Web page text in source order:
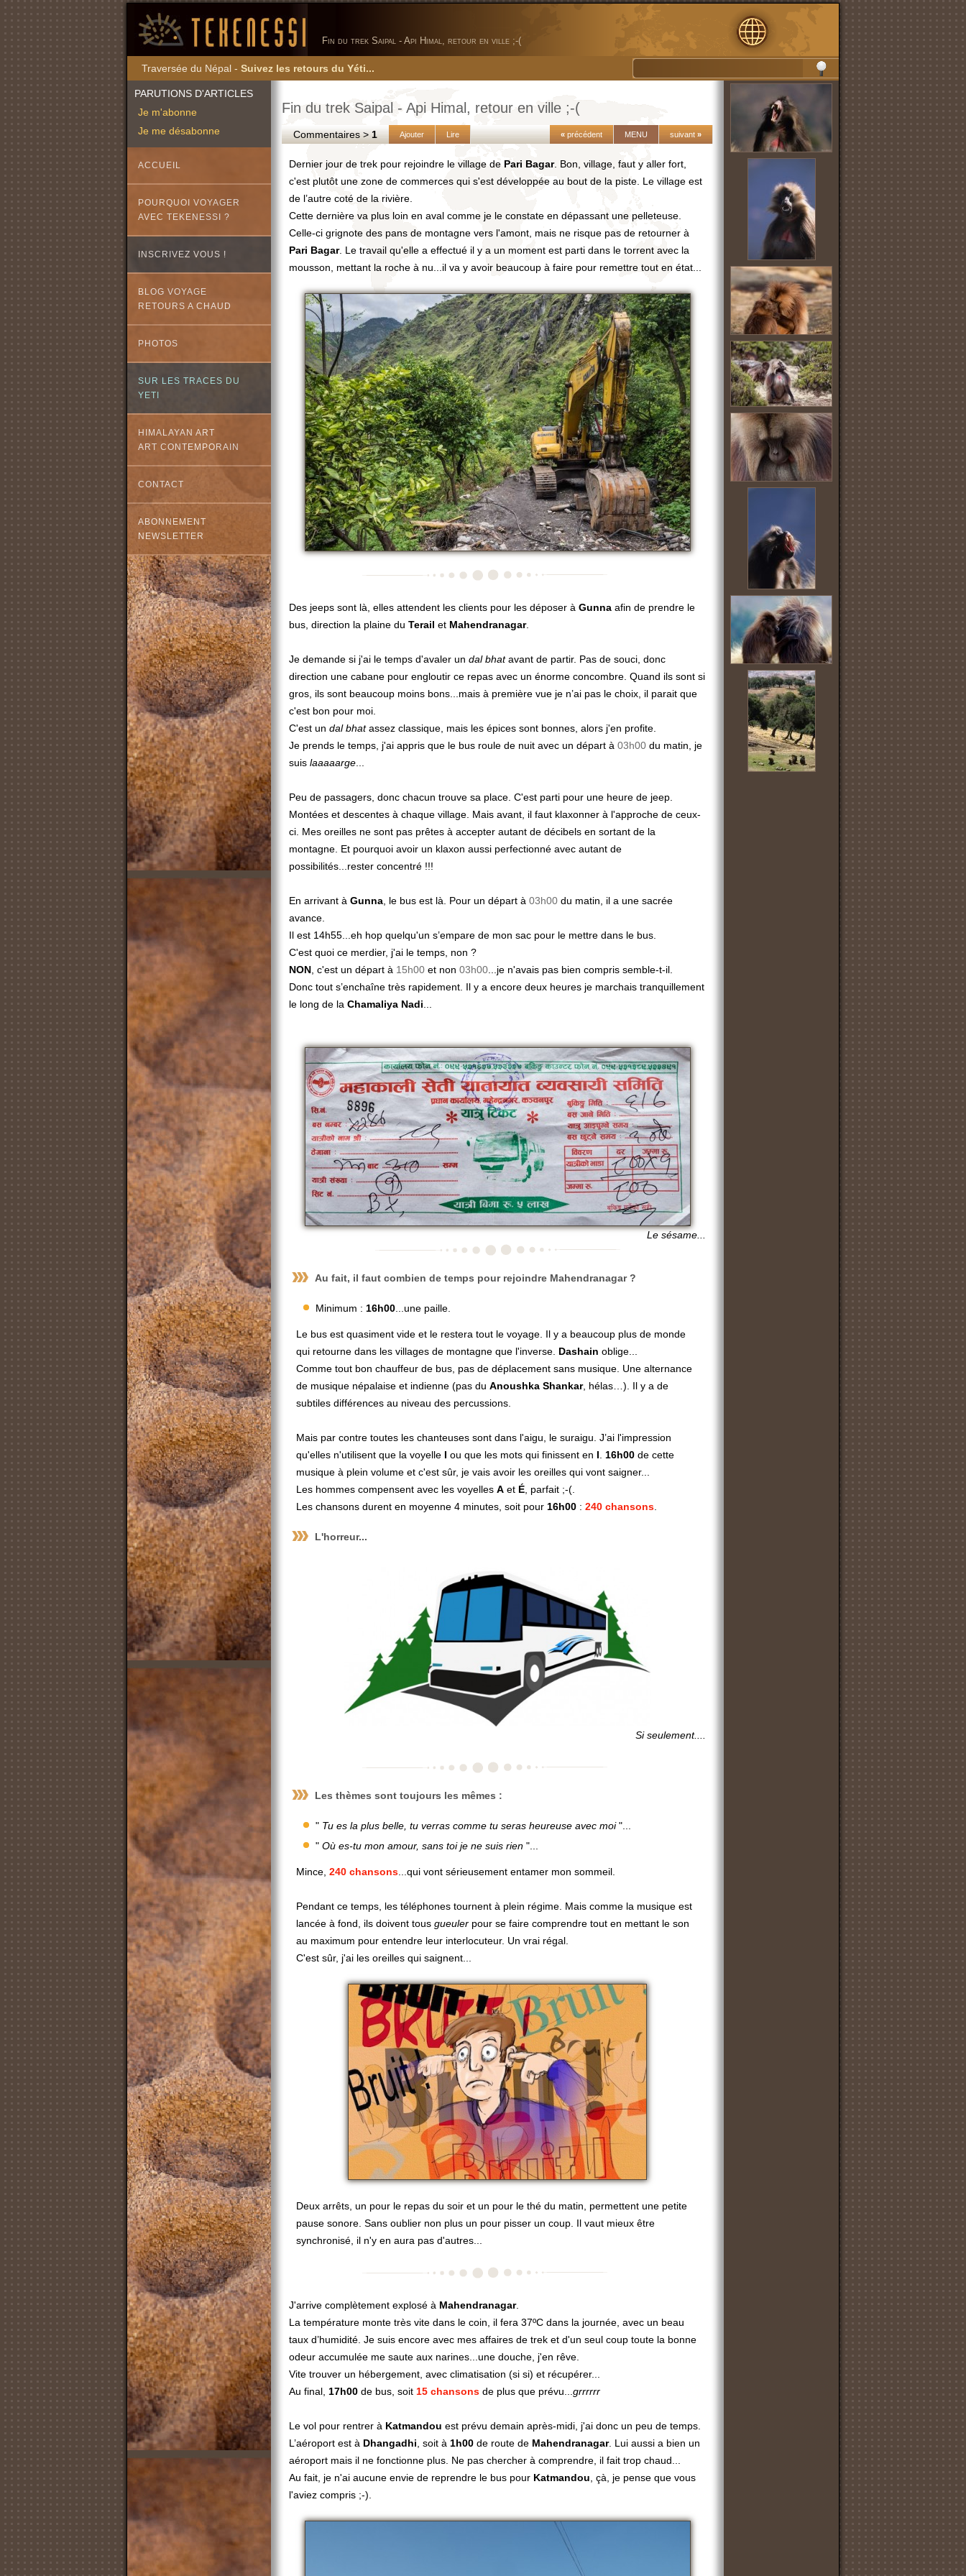
Fin du trek Saipal - Api Himal, retour en ville ;-(
Traversée du Népal - Suivez les retours du Yéti...
PARUTIONS D'ARTICLES
Je m'abonne
Je me désabonne
ACCUEIL
POURQUOI VOYAGER
AVEC TEKENESSI ?
INSCRIVEZ VOUS !
BLOG VOYAGE
RETOURS A CHAUD
PHOTOS
SUR LES TRACES DU
YETI
HIMALAYAN ART
ART CONTEMPORAIN
CONTACT
ABONNEMENT
NEWSLETTER
Fin du trek Saipal - Api Himal, retour en ville ;-(
Commentaires >1 Ajouter Lire suivant »
MENU
« précédent
Dernier jour de trek pour rejoindre le village de Pari Bagar. Bon, village, faut y aller fort,
c'est plutôt une zone de commerces qui s'est développée au bout de la piste. Le village est
de l’autre coté de la rivière.
Cette dernière va plus loin en aval comme je le constate en dépassant une pelleteuse.
Celle-ci grignote des pans de montagne vers l'amont, mais ne risque pas de retourner à
Pari Bagar. Le travail qu'elle a effectué il y a un moment est parti dans le torrent avec la
mousson, mettant la roche à nu...il va y avoir beaucoup à faire pour remettre tout en état...
Des jeeps sont là, elles attendent les clients pour les déposer à Gunna afin de prendre le
bus, direction la plaine du Terail et Mahendranagar.
Je demande si j'ai le temps d'avaler un dal bhatavant de partir. Pas de souci, donc
direction une cabane pour engloutir ce repas avec un énorme concombre. Quand ils sont si
gros, ils sont beaucoup moins bons...mais à première vue je n’ai pas le choix, il parait que
c'est bon pour moi.
C'est un dal bhatassez classique, mais les épices sont bonnes, alors j'en profite.
Je prends le temps, j'ai appris que le bus roule de nuit avec un départ à 03h00 du matin, je
suis laaaaarge
Peu de passagers, donc chacun trouve sa place. C'est parti pour une heure de jeep.
Montées et descentes à chaque village. Mais avant, il faut klaxonner à l'approche de ceux-
ci. Mes oreilles ne sont pas prêtes à accepter autant de décibels en sortant de la
montagne. Et pourquoi avoir un klaxon aussi perfectionné avec autant de
possibilités...rester concentré !!!
En arrivant à Gunna , le bus est là. Pour un départ à 03h00 du matin, il a une sacrée
avance.
Il est 14h55...eh hop quelqu'un s’empare de mon sac pour le mettre dans le bus.
C'est quoi ce merdier, j'ai le temps, non ?
NON , c'est un départ à 15h00 et non 03h00 ...je n'avais pas bien compris semble-t-il.
Donc tout s’enchaîne très rapidement. Il y a encore deux heures je marchais tranquillement
le long de la Chamaliya Nadi
Le sésame...
Au fait, il faut combien de temps pour rejoindre Mahendranagar?
Minimum : 16h00 ...une paille.
Le bus est quasiment vide et le restera tout le voyage. Il y a beaucoup plus de monde
qui retourne dans les villages de montagne que l'inverse. Dashain oblige...
Comme tout bon chauffeur de bus, pas de déplacement sans musique. Une alternance
de musique népalaise et indienne (pas du Anoushka Shankar, hélas…). Il y a de
subtiles différences au niveau des percussions.
Mais par contre toutes les chanteuses sont dans l'aigu, le suraigu. J’ai l'impression
qu'elles n'utilisent que la voyelle I ou que les mots qui finissent en I 16h00 de cette
musique à plein volume et c'est sûr, je vais avoir les oreilles qui vont saigner...
Les hommes compensent avec les voyelles A et É , parfait ;-(.
Les chansons durent en moyenne 4 minutes, soit pour 16h00 : 240 chansons
L'horreur...
Si seulement....
Les thèmes sont toujours les mêmes :
" Tu es la plus belle, tu verras comme tu seras heureuse avec moi"...
" Où es-tu mon amour, sans toi je ne suis rien "...
Mince, 240 chansons ...qui vont sérieusement entamer mon sommeil.
Pendant ce temps, les téléphones tournent à plein régime. Mais comme la musique est
lancée à fond, ils doivent tous gueuler pour se faire comprendre tout en mettant le son
au maximum pour entendre leur interlocuteur. Un vrai régal.
C'est sûr, j'ai les oreilles qui saignent...
Deux arrêts, un pour le repas du soir et un pour le thé du matin, permettent une petite
pause sonore. Sans oublier non plus un pour pisser un coup. Il vaut mieux être
synchronisé, il n'y en aura pas d'autres...
J'arrive complètement explosé à Mahendranagar.
La température monte très vite dans le coin, il fera 37ºC dans la journée, avec un beau
taux d’humidité. Je suis encore avec mes affaires de trek et d'un seul coup toute la bonne
odeur accumulée me saute aux narines...une douche, j'en rêve.
Vite trouver un hébergement, avec climatisation (si si) et récupérer...
Au final, 17h00 de bus, soit 15 chansons de plus que prévu... grrrrrr
Le vol pour rentrer à Katmandou est prévu demain après-midi, j'ai donc un peu de temps.
L’aéroport est à Dhangadhi , soit à 1h00 de route de Mahendranagar. Lui aussi a bien un
aéroport mais il ne fonctionne plus. Ne pas chercher à comprendre, il fait trop chaud...
Au fait, je n'ai aucune envie de reprendre le bus pour Katmandou , çà, je pense que vous
l'aviez compris ;-).